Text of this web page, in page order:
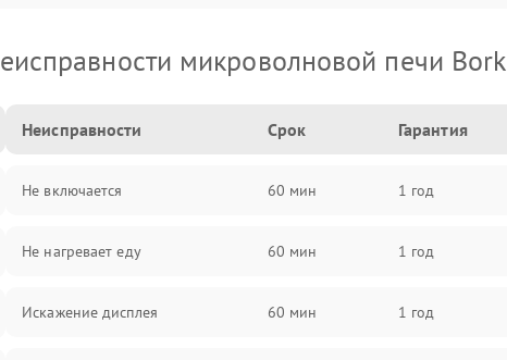
микроволновой печи Bork
Неисправности Срок Гарантия
Не включается 60 мин 1 год
Не нагревает еду 60 мин 1 год
Искажение дисплея 60 мин 1 год